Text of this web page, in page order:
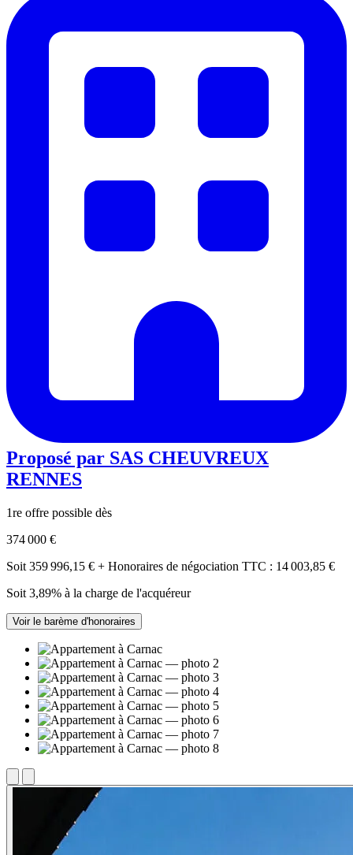
Proposé par SAS CHEUVREUX
RENNES
1re offre possible dès
374 000 €
Soit 359 996,15 € + Honoraires de négociation TTC : 14 003,85 €
Soit 3,89% à la charge de l'acquéreur
Voir le barème d'honoraires